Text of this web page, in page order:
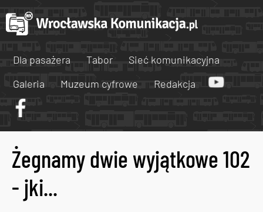
Dla pasażera Tabor
Sieć komunikacyjna
Galeria
Muzeum cyfrowe Redakcja
Żegnamy dwie wyjątkowe 102
- jki...